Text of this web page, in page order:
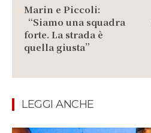
Marin e Piccoli:
“Siamo una squadra
forte. La strada è
quella giusta”
LEGGI ANCHE